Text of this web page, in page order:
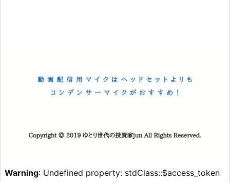
Warning: Undefined property: stdClass::$access_token